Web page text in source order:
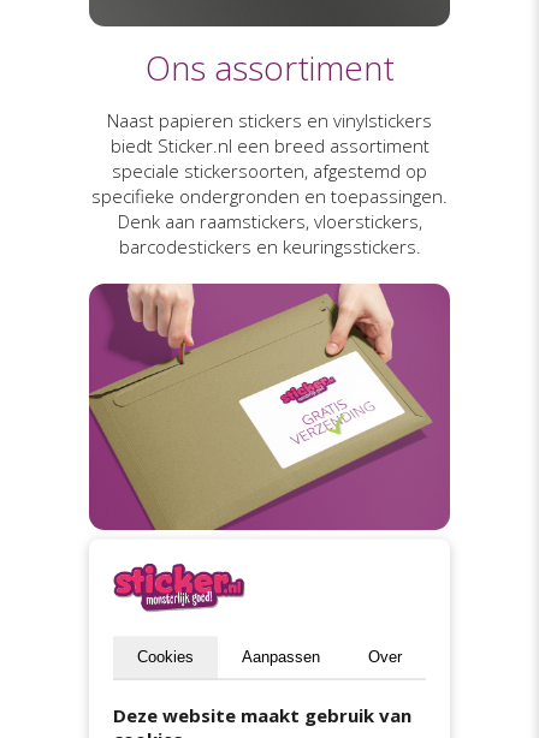
Ons assortiment
Naast papieren stickers en vinylstickers
biedt Sticker.nl een breed assortiment
speciale stickersoorten, afgestemd op
specifieke ondergronden en toepassingen.
Denk aan raamstickers, vloerstickers,
barcodestickers en keuringsstickers.
Gratis verzending
je stickers gratis. Standaard is onze
verzendtermijn 5 werkdagen. Heb je je
van onze spoed- of expreszending. Dan
Cookies Aanpassen Over
Deze website maakt gebruik van